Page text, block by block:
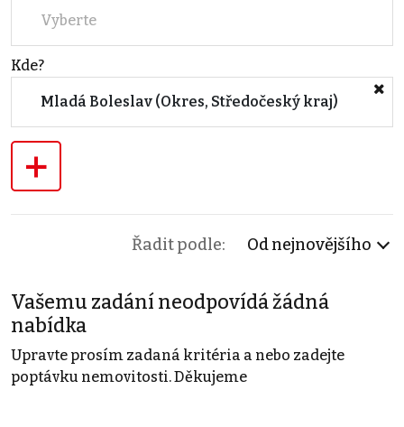
Vyberte
Kde?
Mladá Boleslav (Okres, Středočeský kraj)
+
Řadit podle: Od nejnovějšího
Vašemu zadání neodpovídá žádná
nabídka
Upravte prosím zadaná kritéria a nebo zadejte
poptávku nemovitosti. Děkujeme